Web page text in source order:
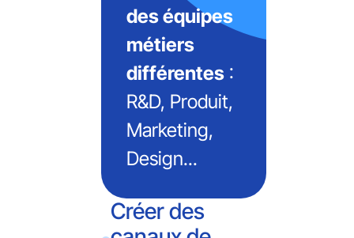
des équipes
métiers
différentes :
R&D, Produit,
Marketing,
Design...
Créer des